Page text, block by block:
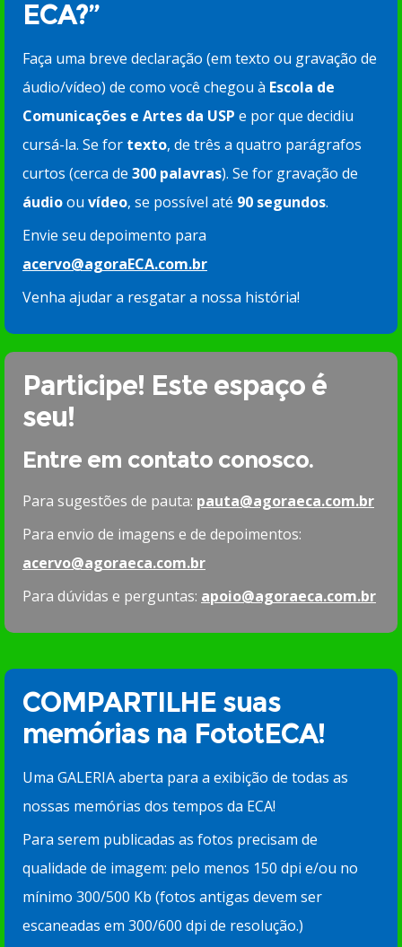
ECA?”
Faça uma breve declaração (em texto ou gravação de
áudio/vídeo) de como você chegou à Escola de
Comunicações e Artes da USP e por que decidiu
cursá-la. Se for texto, de três a quatro parágrafos
curtos (cerca de 300 palavras). Se for gravação de
áudioou vídeo, se possível até 90 segundos.
Envie seu depoimento para
acervo@agoraECA.com.br
Venha ajudar a resgatar a nossa história!
Participe! Este espaço é
seu!
Entre em contato conosco.
Para sugestões de pauta: pauta@agoraeca.com.br
Para envio de imagens e de depoimentos:
acervo@agoraeca.com.br
Para dúvidas e perguntas: apoio@agoraeca.com.br
COMPARTILHE suas
memórias na FototECA!
Uma GALERIA aberta para a exibição de todas as
nossas memórias dos tempos da ECA!
Para serem publicadas as fotos precisam de
qualidade de imagem: pelo menos 150 dpi e/ou no
mínimo 300/500 Kb (fotos antigas devem ser
escaneadas em 300/600 dpi de resolução.)